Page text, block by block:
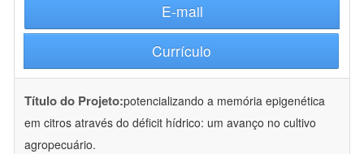
E-mail
Currículo
Título do Projeto:potencializando a memória epigenética
em citros através do déficit hídrico: um avanço no cultivo
agropecuário.